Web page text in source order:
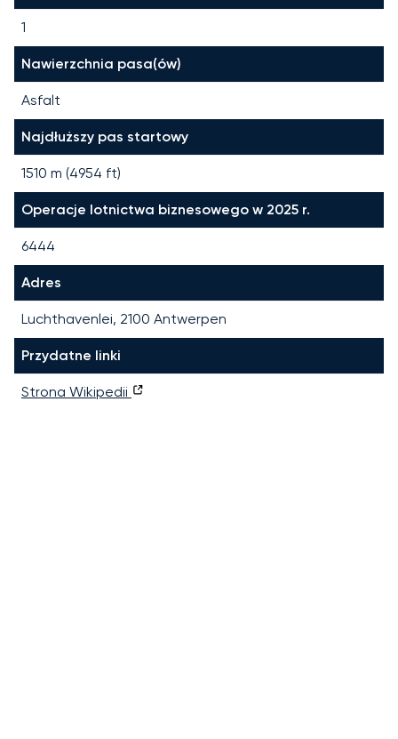
1
Nawierzchnia pasa(ów)
Asfalt
Najdłuższy pas startowy
1510 m (4954 ft)
Operacje lotnictwa biznesowego w 2025 r.
6444
Adres
Luchthavenlei, 2100 Antwerpen
Przydatne linki
Strona Wikipedii